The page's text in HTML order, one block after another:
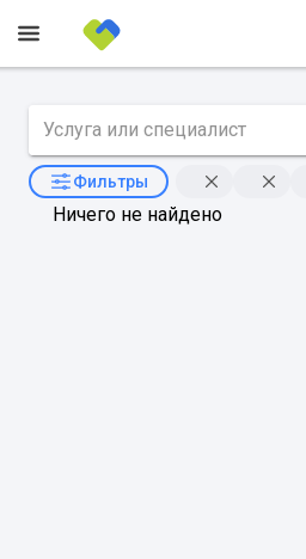
Фильтры
Ничего не найдено